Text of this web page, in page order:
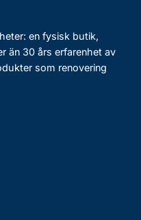
en fysisk butik,
än 30 års erfarenhet av
som renovering